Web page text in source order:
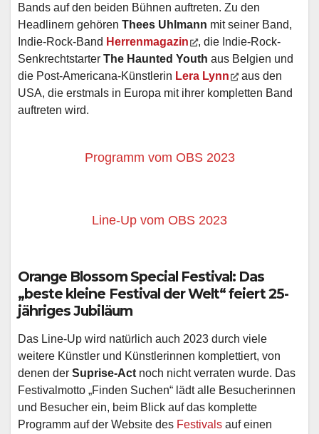
Bands auf den beiden Bühnen auftreten. Zu den
Headlinern gehören Thees Uhlmann mit seiner Band,
Indie-Rock-Band Herrenmagazin
, die Indie-Rock-
Senkrechtstarter The Haunted Youth aus Belgien und
die Post-Americana-Künstlerin Lera Lynn
aus den
USA, die erstmals in Europa mit ihrer kompletten Band
auftreten wird.
Programm vom OBS 2023
Line-Up vom OBS 2023
Orange Blossom Special Festival: Das
„beste kleine Festival der Welt“ feiert 25-
jähriges Jubiläum
Das Line-Up wird natürlich auch 2023 durch viele
weitere Künstler und Künstlerinnen komplettiert, von
denen der Suprise-Act noch nicht verraten wurde. Das
Festivalmotto „Finden Suchen“ lädt alle Besucherinnen
und Besucher ein, beim Blick auf das komplette
Programm auf der Website des Festivals auf einen